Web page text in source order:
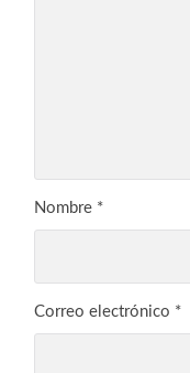
Nombre *
Correo electrónico *